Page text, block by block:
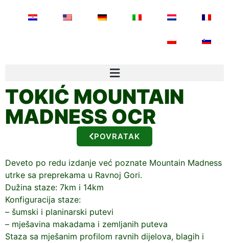
TOKIĆ MOUNTAIN
MADNESS OCR
POVRATAK
Deveto po redu izdanje već poznate Mountain Madness
utrke sa preprekama u Ravnoj Gori.
Dužina staze: 7km i 14km
Konfiguracija staze:
– šumski i planinarski putevi
– mješavina makadama i zemljanih puteva
Staza sa mješanim profilom ravnih dijelova, blagih i